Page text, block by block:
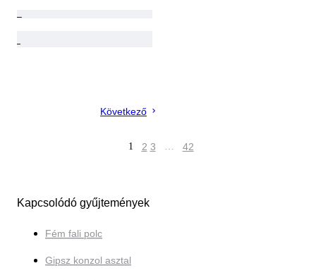
Következő
1 2 3 … 42
Kapcsolódó gyűjtemények
Fém fali polc
Gipsz konzol asztal